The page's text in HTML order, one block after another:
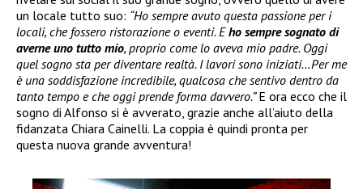
un locale tutto suo: “Ho sempre avuto questa passione per i
locali, che fossero ristorazione o eventi. Eho sempre sognato di
averne uno tutto mio, proprio come lo aveva mio padre. Oggi
quel sogno sta per diventare realtà. I lavori sono iniziati…Per me
è una soddisfazione incredibile, qualcosa che sentivo dentro da
tanto tempo e che oggi prende forma davvero.”E ora ecco che il
sogno di Alfonso si è avverato, grazie anche all’aiuto della
fidanzata Chiara Cainelli. La coppia è quindi pronta per
questa nuova grande avventura!